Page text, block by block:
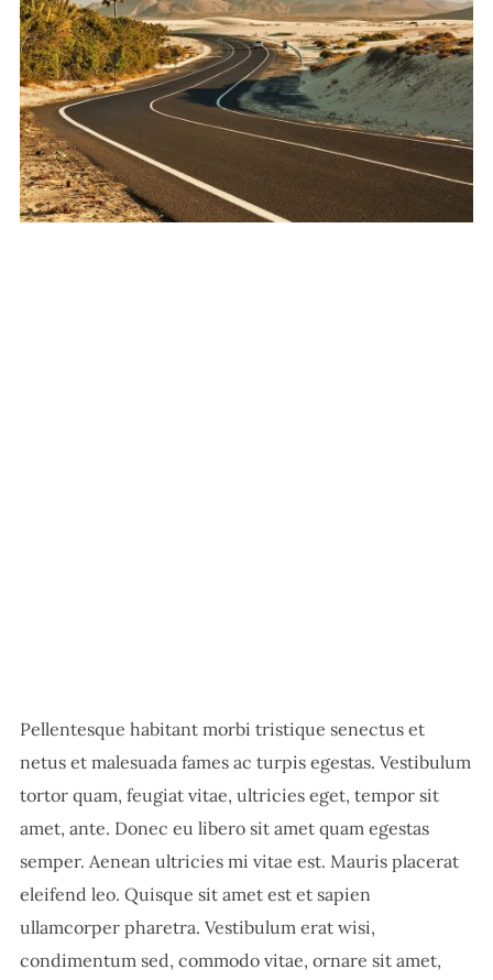
Pellentesque habitant morbi tristique senectus et
netus et malesuada fames ac turpis egestas. Vestibulum
tortor quam, feugiat vitae, ultricies eget, tempor sit
amet, ante. Donec eu libero sit amet quam egestas
semper. Aenean ultricies mi vitae est. Mauris placerat
eleifend leo. Quisque sit amet est et sapien
ullamcorper pharetra. Vestibulum erat wisi,
condimentum sed, commodo vitae, ornare sit amet,